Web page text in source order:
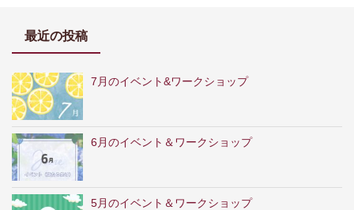
最近の投稿
7月のイベント&ワークショップ
6月のイベント＆ワークショップ
5月のイベント＆ワークショップ